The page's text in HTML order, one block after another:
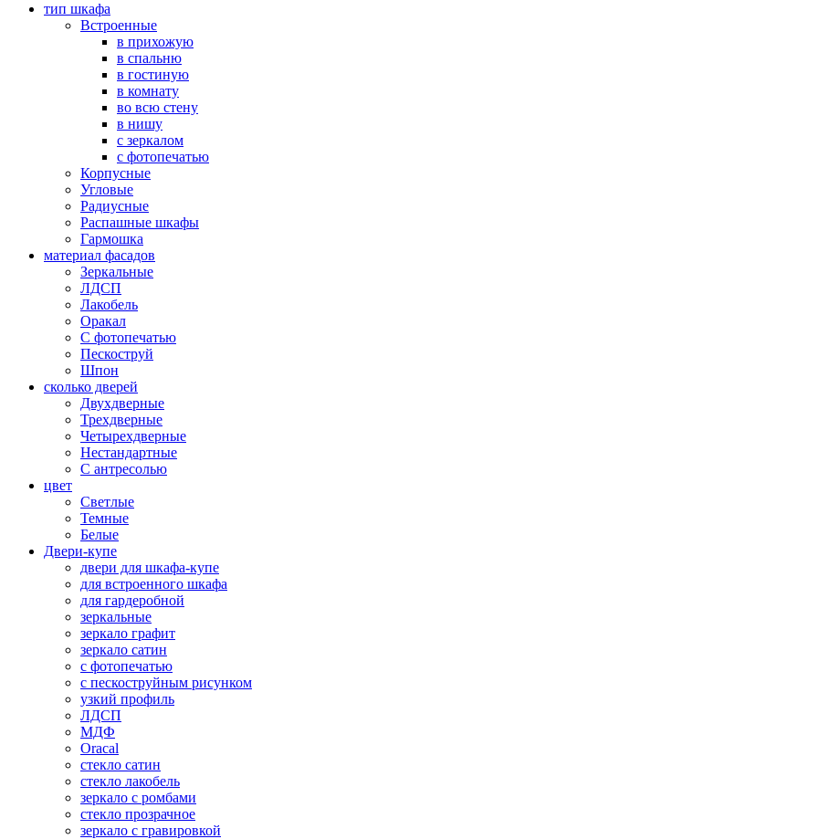
тип шкафа
Встроенные
в прихожую
в спальню
в гостиную
в комнату
во всю стену
в нишу
с зеркалом
с фотопечатью
Корпусные
Угловые
Радиусные
Распашные шкафы
Гармошка
материал фасадов
Зеркальные
ЛДСП
Лакобель
Оракал
С фотопечатью
Пескоструй
Шпон
сколько дверей
Двухдверные
Трехдверные
Четырехдверные
Нестандартные
С антресолью
цвет
Светлые
Темные
Белые
Двери-купе
двери для шкафа-купе
для встроенного шкафа
для гардеробной
зеркальные
зеркало графит
зеркало сатин
с фотопечатью
с пескоструйным рисунком
узкий профиль
ЛДСП
МДФ
Oracal
стекло сатин
стекло лакобель
зеркало с ромбами
стекло прозрачное
зеркало с гравировкой